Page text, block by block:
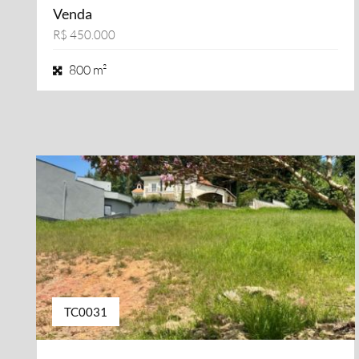
Venda
R$ 450.000
800 m²
TC0031